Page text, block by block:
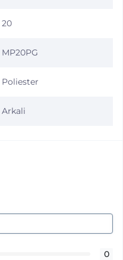
20
MP20PG
Poliester
Arkali
0